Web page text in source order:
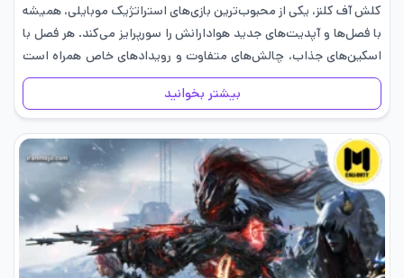
کلش آف کلنز، یکی از محبوب‌ترین بازی‌های استراتژیک موبایلی، همیشه
با فصل‌ها و آپدیت‌های جدید هوادارانش را سورپرایز می‌کند. هر فصل با
اسکین‌های جذاب، چالش‌های متفاوت و رویدادهای خاص همراه است
که تجربه بازی را تازه نگه می‌دارد. بسیاری از…
بیشتر بخوانید